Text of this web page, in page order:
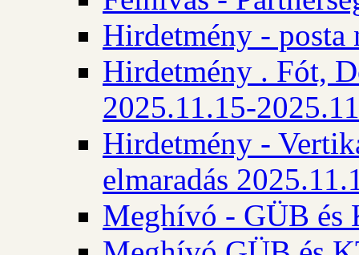
Hirdetmény - posta
Hirdetmény . Fót,
2025.11.15-
Hirdetmény -
elmaradás
Meghívó - GÜB és